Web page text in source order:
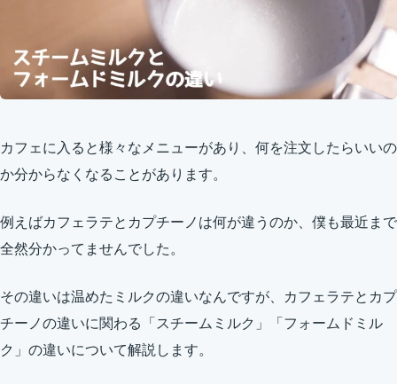
カフェに入ると様々なメニューがあり、何を注文したらいいの
か分からなくなることがあります。
例えばカフェラテとカプチーノは何が違うのか、僕も最近まで
全然分かってませんでした。
その違いは温めたミルクの違いなんですが、カフェラテとカプ
チーノの違いに関わる「スチームミルク」「フォームドミル
ク」の違いについて解説します。